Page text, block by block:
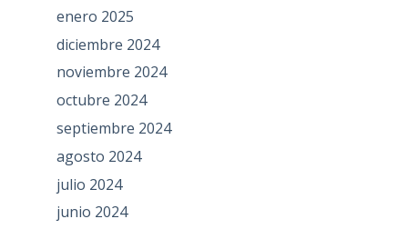
enero 2025
diciembre 2024
noviembre 2024
octubre 2024
septiembre 2024
agosto 2024
julio 2024
junio 2024